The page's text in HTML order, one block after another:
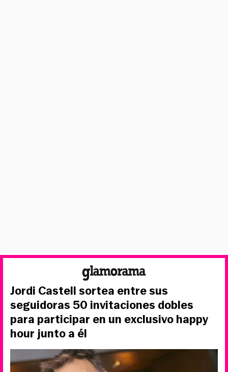
Jordi Castell sortea entre sus
seguidoras 50 invitaciones dobles
para participar en un exclusivo happy
hour junto a él